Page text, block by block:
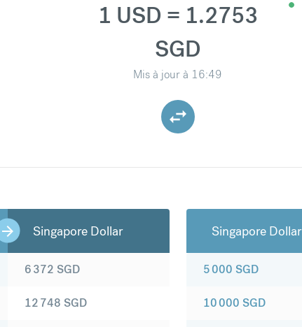
1 USD = 1.2753
SGD
Mis à jour à 16:49
Singapore Dollar
6 372 SGD
12 748 SGD
Singapore Dollar
5 000 SGD
10 000 SGD